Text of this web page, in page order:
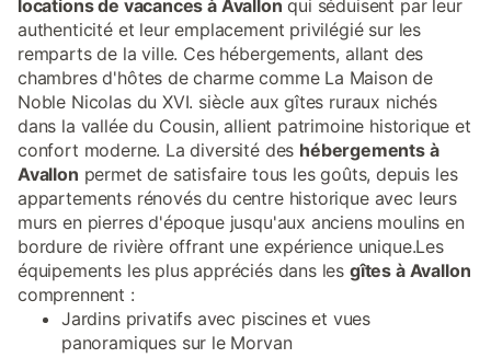
locations de vacances à Avallon qui séduisent par leur
authenticité et leur emplacement privilégié sur les
remparts de la ville. Ces hébergements, allant des
chambres d'hôtes de charme comme La Maison de
Noble Nicolas du XVI. siècle aux gîtes ruraux nichés
dans la vallée du Cousin, allient patrimoine historique et
confort moderne. La diversité des hébergements à
Avallon permet de satisfaire tous les goûts, depuis les
appartements rénovés du centre historique avec leurs
murs en pierres d'époque jusqu'aux anciens moulins en
bordure de rivière offrant une expérience unique.Les
équipements les plus appréciés dans les gîtes à Avallon
comprennent :
Jardins privatifs avec piscines et vues
panoramiques sur le Morvan